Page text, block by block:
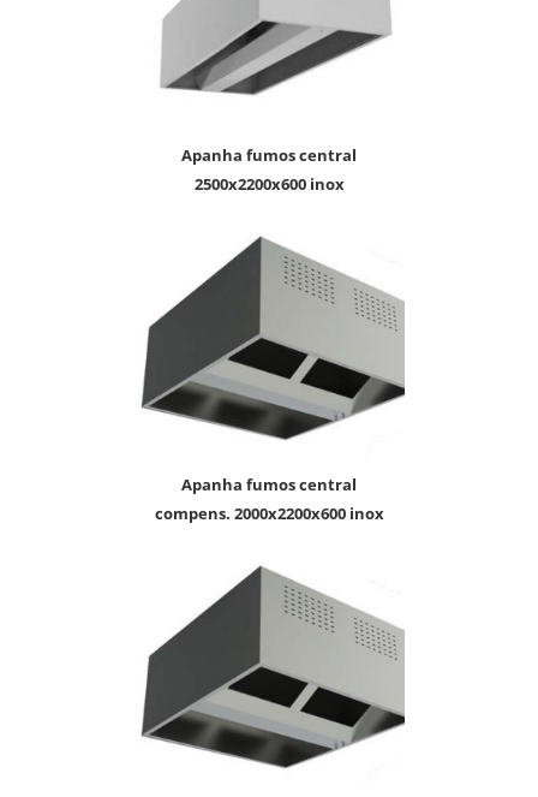
apanha fumos central
2500x2200x600 inox
apanha fumos central
compens. 2000x2200x600 inox